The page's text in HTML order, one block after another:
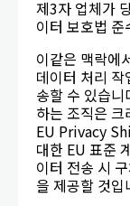
제3자 업체가
이터 보호법
이같은 맥락에
데이터 처리
송할 수 있습
하는 조직은
EU Privacy
대한 EU 표준
이터 전송 시
을 제공할 것입